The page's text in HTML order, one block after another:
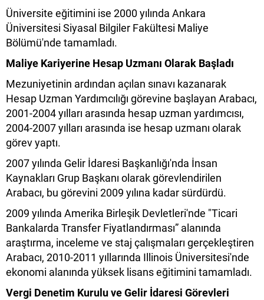
Üniversite eğitimini ise 2000 yılında Ankara
Üniversitesi Siyasal Bilgiler Fakültesi Maliye
Bölümü'nde tamamladı.
Maliye Kariyerine Hesap Uzmanı Olarak Başladı
Mezuniyetinin ardından açılan sınavı kazanarak
Hesap Uzman Yardımcılığı görevine başlayan Arabacı,
2001-2004 yılları arasında hesap uzman yardımcısı,
2004-2007 yılları arasında ise hesap uzmanı olarak
görev yaptı.
2007 yılında Gelir İdaresi Başkanlığı'nda İnsan
Kaynakları Grup Başkanı olarak görevlendirilen
Arabacı, bu görevini 2009 yılına kadar sürdürdü.
2009 yılında Amerika Birleşik Devletleri'nde "Ticari
Bankalarda Transfer Fiyatlandırması” alanında
araştırma, inceleme ve staj çalışmaları gerçekleştiren
Arabacı, 2010-2011 yıllarında Illinois Üniversitesi'nde
ekonomi alanında yüksek lisans eğitimini tamamladı.
Vergi Denetim Kurulu ve Gelir İdaresi Görevleri